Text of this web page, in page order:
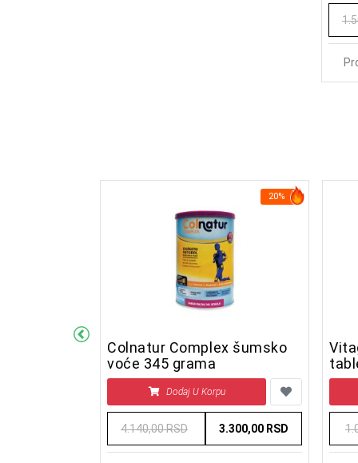
20%
Colnatur Complex šumsko
voće 345 grama
Dodaj U Korpu
4.140,00 RSD 3.300,00 RSD